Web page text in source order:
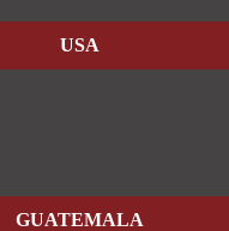
USA
GUATEMALA